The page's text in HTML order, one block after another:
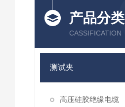
产品分类
CASSIFICATION
测试夹
高压硅胶绝缘电缆